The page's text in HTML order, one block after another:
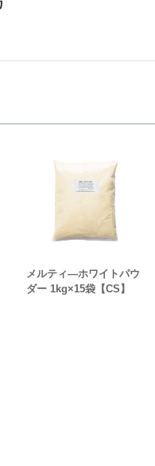
メルティ―ホワイトパウ
ダー 1kg×15袋【CS】